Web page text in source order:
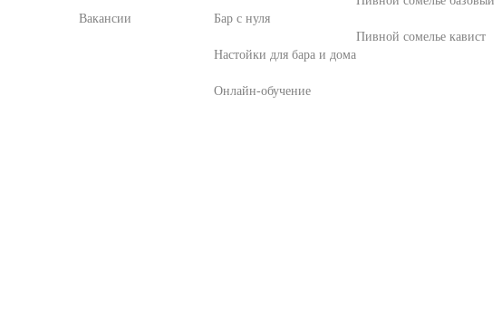
Вакансии Бар с нуля
Настойки для бара и дома
Онлайн-обучение
Пивной сомелье кавист